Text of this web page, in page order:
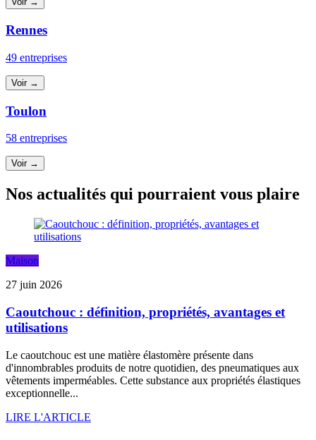
Rennes
49 entreprises
Voir →
Toulon
58 entreprises
Voir →
Nos actualités qui pourraient vous plaire
Maison
27 juin 2026
Caoutchouc : définition, propriétés, avantages et
utilisations
Le caoutchouc est une matière élastomère présente dans
d'innombrables produits de notre quotidien, des pneumatiques aux
vêtements imperméables. Cette substance aux propriétés élastiques
exceptionnelle...
LIRE L'ARTICLE